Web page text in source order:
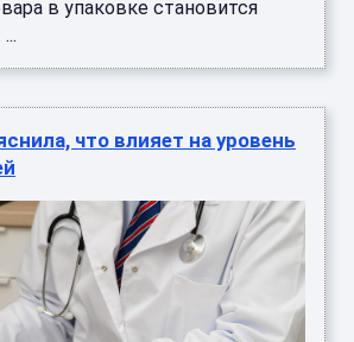
в упаковке становится
что влияет на уровень